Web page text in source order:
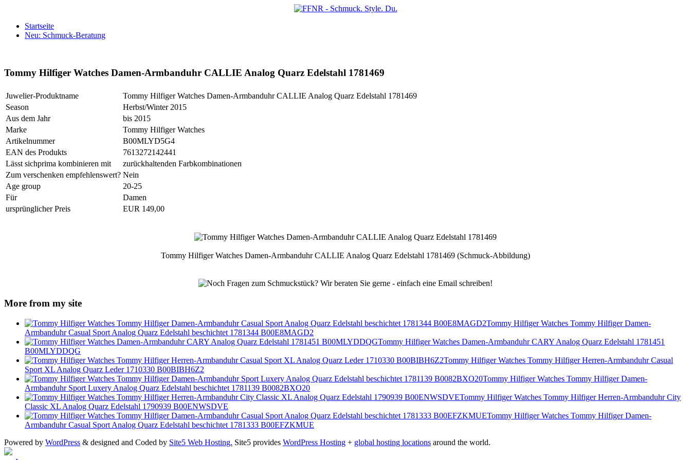
Startseite
Neu: Schmuck-Beratung
Tommy Hilfiger Watches Damen-Armbanduhr CALLIE Analog Quarz Edelstahl 1781469
Juwelier-Produktname
Tommy Hilfiger Watches Damen-Armbanduhr CALLIE Analog Quarz Edelstahl 1781469
Season
Herbst/Winter 2015
Aus dem Jahr
bis 2015
Marke
Tommy Hilfiger Watches
Artikelnummer
B00MLYD5G4
EAN des Produkts
7613272142441
Lässt sichprima kombinieren mit
zurückhaltenden Farbkombinationen
Zum verschenken empfehlenswert? Nein
Age group
20-25
Für
Damen
ursprünglicher Preis
EUR 149,00
Tommy Hilfiger Watches Damen-Armbanduhr CALLIE Analog Quarz Edelstahl 1781469 (Schmuck-Abbildung)
More from my site
Tommy Hilfiger Watches Tommy Hilfiger Damen-
Armbanduhr Casual Sport Analog Quarz Edelstahl beschichtet 1781344 B00E8MAGD2
Tommy Hilfiger Watches Damen-Armbanduhr CARY Analog Quarz Edelstahl 1781451
B00MLYDDQG
Tommy Hilfiger Watches Tommy Hilfiger Herren-Armbanduhr Casual
Sport XL Analog Quarz Leder 1710330 B00BIBH6Z2
Tommy Hilfiger Watches Tommy Hilfiger Damen-
Armbanduhr Sport Luxery Analog Quarz Edelstahl beschichtet 1781139 B0082BXO20
Tommy Hilfiger Watches Tommy Hilfiger Herren-Armbanduhr City
Classic XL Analog Quarz Edelstahl 1790939 B00ENWSDVE
Tommy Hilfiger Watches Tommy Hilfiger Damen-
Armbanduhr Casual Sport Analog Quarz Edelstahl beschichtet 1781333 B00EFZKMUE
Powered by WordPress & designed and Coded by Site5 Web Hosting. Site5 provides WordPress Hosting + global hosting locations around the world.